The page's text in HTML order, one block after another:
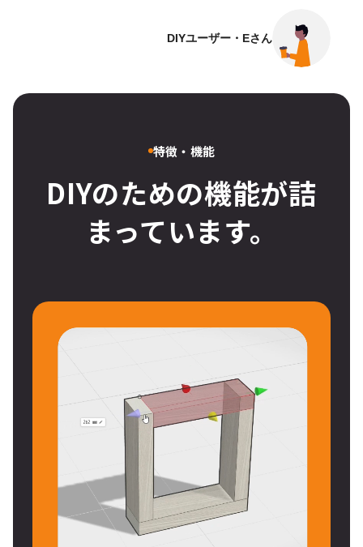
DIYユーザー・Eさん
特徴・機能
DIYのための機能が詰
まっています。